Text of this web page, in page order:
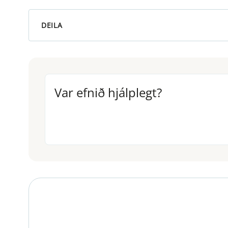
DEILA
Var efnið hjálplegt?
Var efnið hjálplegt?